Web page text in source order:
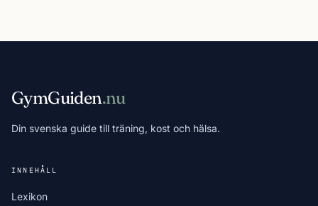
GymGuiden.nu
Din svenska guide till träning, kost och hälsa.
INNEHÅLL
Lexikon